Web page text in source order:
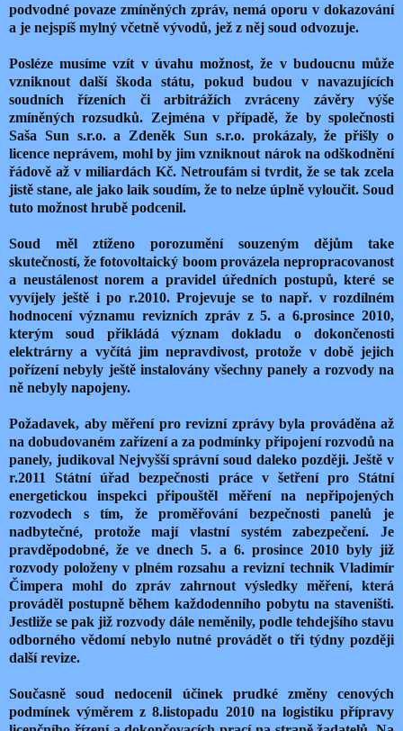
podvodné povaze zmíněných zpráv, nemá oporu v dokazování
a je nejspíš mylný včetně vývodů, jež z něj soud odvozuje.
Posléze musíme vzít v úvahu možnost, že v budoucnu může
vzniknout další škoda státu, pokud budou v navazujících
soudních řízeních či arbitrážích zvráceny závěry výše
zmíněných rozsudků. Zejména v případě, že by společnosti
Saša Sun s.r.o. a Zdeněk Sun s.r.o. prokázaly, že přišly o
licence neprávem, mohl by jim vzniknout nárok na odškodnění
řádově až v miliardách Kč. Netroufám si tvrdit, že se tak zcela
jistě stane, ale jako laik soudím, že to nelze úplně vyloučit. Soud
tuto možnost hrubě podcenil.
Soud měl ztíženo porozumění souzeným dějům take
skutečností, že fotovoltaický boom provázela nepropracovanost
a neustálenost norem a pravidel úředních postupů, které se
vyvíjely ještě i po r.2010. Projevuje se to např. v rozdílném
hodnocení významu revizních zpráv z 5. a 6.prosince 2010,
kterým soud přikládá význam dokladu o dokončenosti
elektrárny a vyčítá jim nepravdivost, protože v době jejich
pořízení nebyly ještě instalovány všechny panely a rozvody na
ně nebyly napojeny.
Požadavek, aby měření pro revizní zprávy byla prováděna až
na dobudovaném zařízení a za podmínky připojení rozvodů na
panely, judikoval Nejvyšší správní soud daleko později. Ještě v
r.2011 Státní úřad bezpečnosti práce v šetření pro Státní
energetickou inspekci připouštěl měření na nepřipojených
rozvodech s tím, že proměřování bezpečnosti panelů je
nadbytečné, protože mají vlastní systém zabezpečení. Je
pravděpodobné, že ve dnech 5. a 6. prosince 2010 byly již
rozvody položeny v plném rozsahu a revizní technik Vladimír
Čimpera mohl do zpráv zahrnout výsledky měření, která
prováděl postupně během každodenního pobytu na staveništi.
Jestliže se pak již rozvody dále neměnily, podle tehdejšího stavu
odborného vědomí nebylo nutné provádět o tři týdny později
další revize.
Současně soud nedocenil účinek prudké změny cenových
podmínek výměrem z 8.listopadu 2010 na logistiku přípravy